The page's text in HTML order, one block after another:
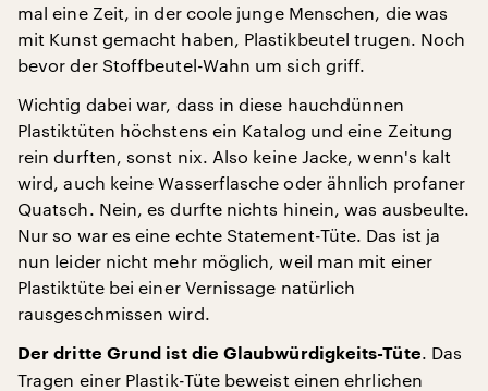
mal eine Zeit, in der coole junge Menschen, die was
mit Kunst gemacht haben, Plastikbeutel trugen. Noch
bevor der Stoffbeutel-Wahn um sich griff.
Wichtig dabei war, dass in diese hauchdünnen
Plastiktüten höchstens ein Katalog und eine Zeitung
rein durften, sonst nix. Also keine Jacke, wenn's kalt
wird, auch keine Wasserflasche oder ähnlich profaner
Quatsch. Nein, es durfte nichts hinein, was ausbeulte.
Nur so war es eine echte Statement-Tüte. Das ist ja
nun leider nicht mehr möglich, weil man mit einer
Plastiktüte bei einer Vernissage natürlich
rausgeschmissen wird.
Der dritte Grund ist die Glaubwürdigkeits-Tüte. Das
Tragen einer Plastik-Tüte beweist einen ehrlichen